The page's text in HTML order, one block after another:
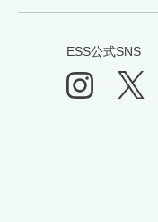
ESS公式SNS